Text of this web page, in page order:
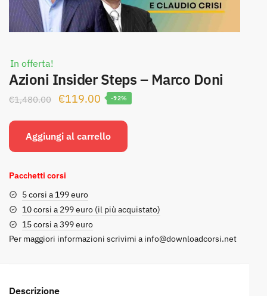
In offerta!
Azioni Insider Steps – Marco Doni
€1,480.00
Il
originale
€119.00 Il
attuale
-92%
Aggiungi al carrello
Pacchetti corsi
5 corsi a 199 euro
10 corsi a 299 euro (il più acquistato)
15 corsi a 399 euro
Per maggiori informazioni scrivimi a info@downloadcorsi.net
Descrizione